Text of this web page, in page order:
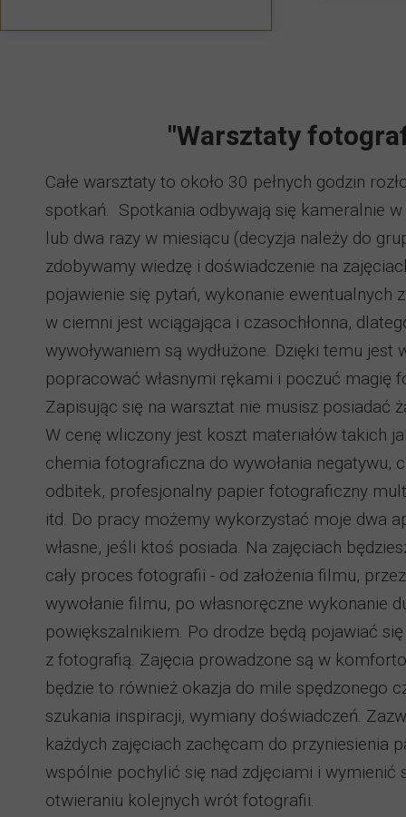
"Warsztaty
Całe warsztaty to około 30 pełnych godzin
spotkań. Spotkania odbywają się kameralnie
lub dwa razy w miesiącu (decyzja należy do
zdobywamy wiedzę i doświadczenie na
pojawienie się pytań, wykonanie ewentualnych
w ciemni jest wciągająca i czasochłonna,
wywoływaniem są wydłużone. Dzięki temu jest
popracować własnymi rękami i poczuć magię
Zapisując się na warsztat nie musisz posiadać
W cenę wliczony jest koszt materiałów takich
chemia fotograficzna do wywołania negatywu,
odbitek, profesjonalny papier fotograficzny
itd. Do pracy możemy wykorzystać moje dwa
własne, jeśli ktoś posiada. Na zajęciach
cały proces fotografii - od założenia filmu,
wywołanie filmu, po własnoręczne wykonanie
powiększalnikiem. Po drodze będą pojawiać
z fotografią. Zajęcia prowadzone są w
będzie to również okazja do mile spędzonego
szukania inspiracji, wymiany doświadczeń.
każdych zajęciach zachęcam do przyniesienia
wspólnie pochylić się nad zdjęciami i
otwieraniu kolejnych wrót fotografii.